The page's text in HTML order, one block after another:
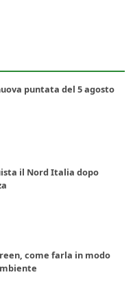
puntata del 5 agosto
il Nord Italia dopo
come farla in modo